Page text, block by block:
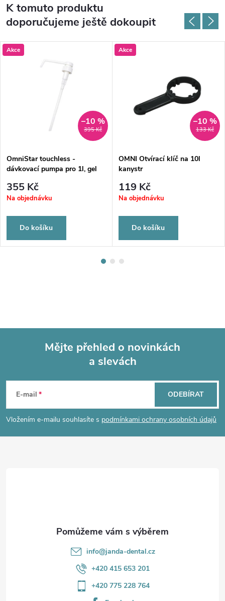
K tomuto produktu
doporučujeme ještě dokoupit
Akce
395 Kč
–10 %
OmniStar touchless -
dávkovací pumpa pro 1l, gel
355 Kč
Na objednávku
Do košíku
Akce
133 Kč
–10 %
OMNI Otvírací klíč na 10l
kanystr
119 Kč
Na objednávku
Do košíku
p
Mějte přehled o novinkách
a slevách
E-mail
Vložením e-mailu souhlasíte s podmínkami ochrany osobních údajů
ODEBÍRAT
info@janda-dental.cz
+420 415 653 201
+420 775 228 764